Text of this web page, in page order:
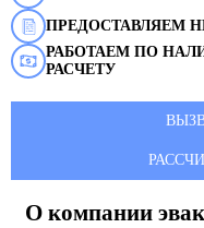
ПРЕДОСТАВЛЯЕМ
РАБОТАЕМ ПО
РАСЧЕТУ
О компании